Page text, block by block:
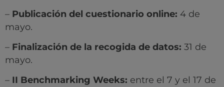
– Publicación del cuestionario online: 4 de
mayo.
– Finalización de la recogida de datos: 31 de
mayo.
– II Benchmarking Weeks: entre el 7 y el 17 de